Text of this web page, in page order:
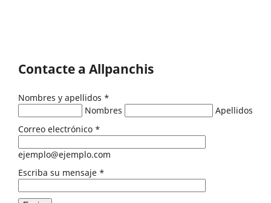
Contacte a Allpanchis
Nombres y apellidos *
Nombres
Apellidos
Correo electrónico *
ejemplo@ejemplo.com
Escriba su mensaje *